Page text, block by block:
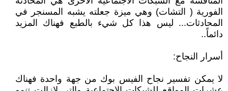
الفورية ( التشات) وهي ميزة جعلته يشبه المسنجر في
المحادثات... ليس هذا كل شيء بالطبع فهناك المزيد
دائماً..
أسرار النجاح:
لا يمكن تفسير نجاح الفيس بوك من جهة واحدة فهناك